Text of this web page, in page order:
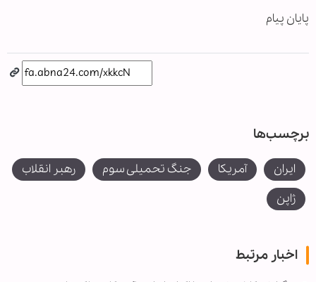
پایان پیام
برچسب‌ها
ایران آمریکا جنگ تحمیلی سوم
رهبر انقلاب
ژاپن
اخبار مرتبط